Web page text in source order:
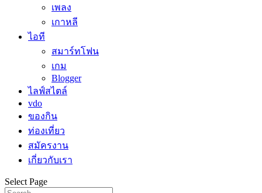
เพลง
เกาหลี
ไอที
สมาร์ทโฟน
เกม
Blogger
ไลฟ์สไตล์
vdo
ของกิน
ท่องเที่ยว
สมัครงาน
เกี่ยวกับเรา
Select Page